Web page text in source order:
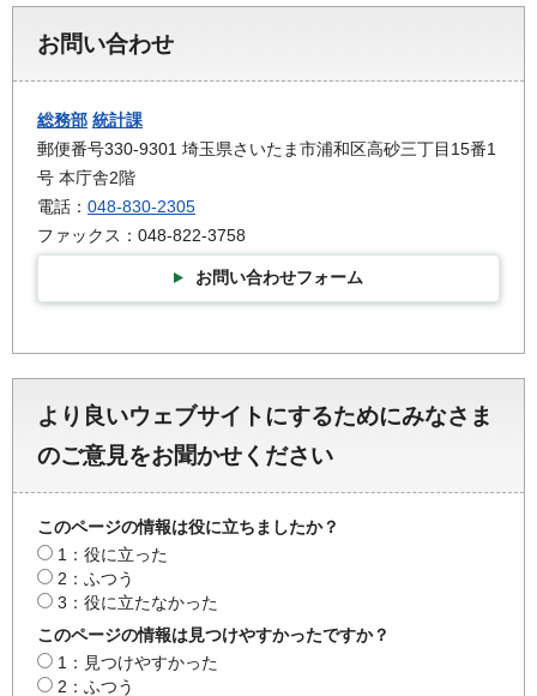
お問い合わせ
総務部 統計課
郵便番号330-9301 埼玉県さいたま市浦和区高砂三丁目15番1
号 本庁舎2階
電話： 048-830-2305
ファックス：048-822-3758
お問い合わせフォーム
より良いウェブサイトにするためにみなさま
のご意見をお聞かせください
このページの情報は役に立ちましたか？
1：役に立った
2：ふつう
3：役に立たなかった
このページの情報は見つけやすかったですか？
1：見つけやすかった
2：ふつう